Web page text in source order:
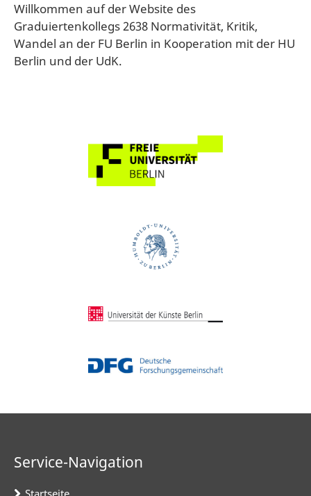
Willkommen auf der Website des
Graduiertenkollegs 2638 Normativität, Kritik,
Wandel an der FU Berlin in Kooperation mit der HU
Berlin und der UdK.
Service-Navigation